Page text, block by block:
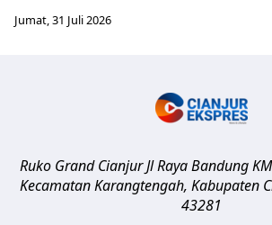
Jumat, 31 Juli 2026
Ruko Grand Cianjur Jl Raya Bandung
Kecamatan Karangtengah, Kabupaten
43281